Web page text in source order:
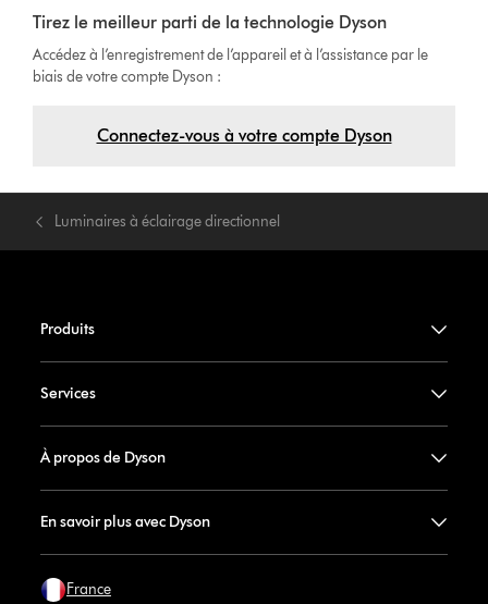
Tirez le meilleur parti de la technologie Dyson
Accédez à l’enregistrement de l’appareil et à l’assistance par le
biais de votre compte Dyson :
Connectez-vous à votre compte Dyson
Luminaires à éclairage directionnel
Produits
Services
À propos de Dyson
En savoir plus avec Dyson
France